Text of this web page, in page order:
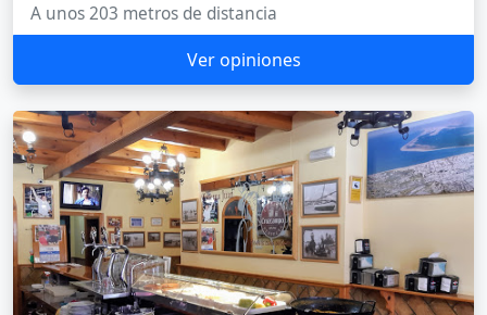
A unos 203 metros de distancia
Ver opiniones